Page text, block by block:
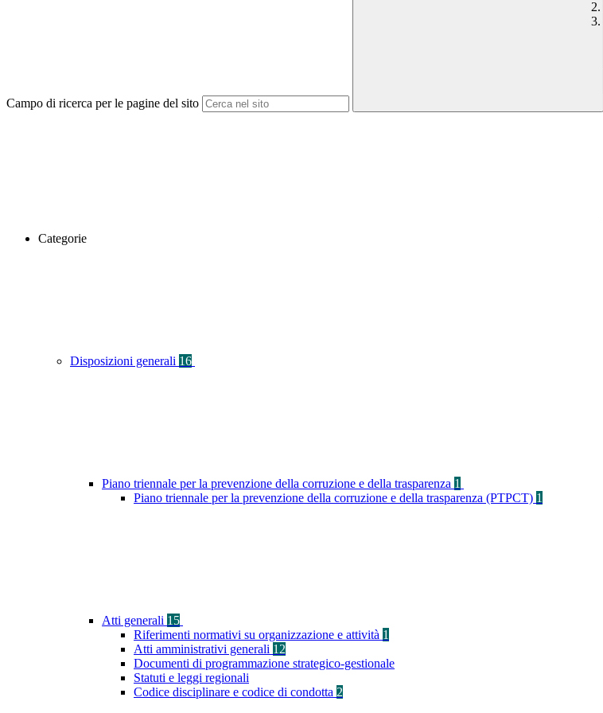
Campo di ricerca per le pagine del sito
Categorie
Disposizioni generali 16
Piano triennale per la prevenzione della corruzione e della trasparenza 1
Piano triennale per la prevenzione della corruzione e della trasparenza (PTPCT) 1
Atti generali 15
Riferimenti normativi su organizzazione e attività 1
Atti amministrativi generali 12
Documenti di programmazione strategico-gestionale
Statuti e leggi regionali
Codice disciplinare e codice di condotta 2